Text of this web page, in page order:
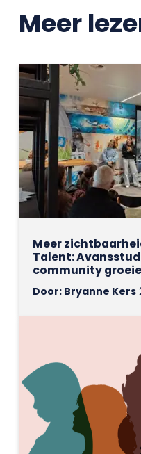
Meer
Meer
Talent:
community
Door: Bryanne Kers